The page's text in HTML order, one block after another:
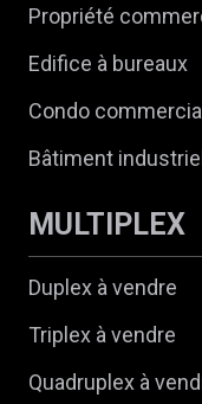
Propriété
Edifice à bureaux
Condo commercial
Bâtiment industriel
MULTIPLEX
Duplex à vendre
Triplex à vendre
Quadruplex à